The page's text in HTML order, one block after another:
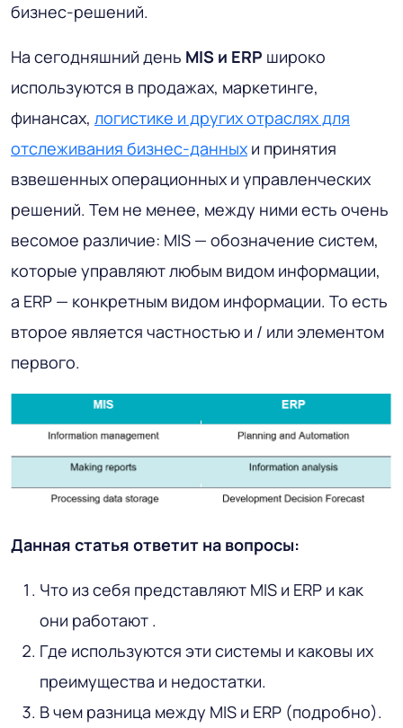
бизнес-решений.
На сегодняшний день MIS и ERP широко
используются в продажах, маркетинге,
финансах, логистике и других отраслях для
отслеживания бизнес-данных и принятия
взвешенных операционных и управленческих
решений. Тем не менее, между ними есть очень
весомое различие: MIS — обозначение систем,
которые управляют любым видом информации,
а ERP — конкретным видом информации. То есть
второе является частностью и / или элементом
первого.
Данная статья ответит на вопросы:
Что из себя представляют MIS и ERP и как
они работают .
Где используются эти системы и каковы их
преимущества и недостатки.
В чем разница между MIS и ERP (подробно).